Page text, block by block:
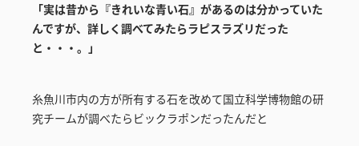
「実は昔から『きれいな青い石』があるのは分かっていた
んですが、詳しく調べてみたらラピスラズリだった
と・・・。」
糸魚川市内の方が所有する石を改めて国立科学博物館の研
究チームが調べたらビックラポンだったんだと